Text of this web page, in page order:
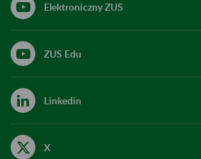
Elektroniczny ZUS
ZUS Edu
Linkedin
X